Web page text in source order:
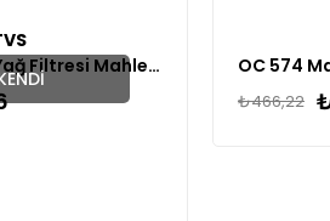
Tvs Apache Rtr Yağ Filtresi Mahle (Bosch)
OC 574
₺466,22